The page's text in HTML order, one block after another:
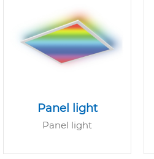
Panel light
Panel light